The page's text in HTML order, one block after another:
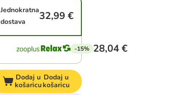
Jednokratna
dostava
32,99 €
-15% 28,04 €
Dodaj u
košaricu
Dodaj u
košaricu